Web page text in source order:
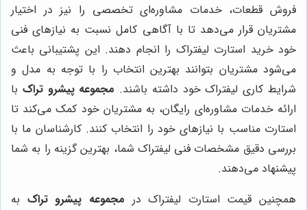
فروش قطعات، خدمات مشاوره‌ای تخصصی را نیز در اختیار
مشتریان قرار می‌دهد تا با آگاهی کامل نسبت به نیازهای فنی
خود خرید استارت لیفتراک را انجام دهند. این پشتیبانی باعث
می‌شود مشتریان بتوانند بهترین انتخاب را با توجه به مدل و
شرایط کاری لیفتراک خود داشته باشند. مجموعه پیشرو تراک با
ارائه خدمات مشاوره‌ای رایگان، به مشتریان خود کمک می‌کند تا
استارت مناسب با نیازهای خود را انتخاب کنند. کارشناسان ما با
بررسی دقیق مشخصات فنی لیفتراک شما، بهترین گزینه را به شما
پیشنهاد می‌دهند.
همچنین قیمت استارت لیفتراک در مجموعه پیشرو تراک به